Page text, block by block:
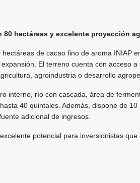
hectáreas y excelente proyección
de cacao fino de aroma INIAP
El terreno cuenta con acceso a
agroindustria o desarrollo
interno, río con cascada, área de
40 quintales. Además, dispone de 10
adicional de ingresos.
potencial para inversionistas que